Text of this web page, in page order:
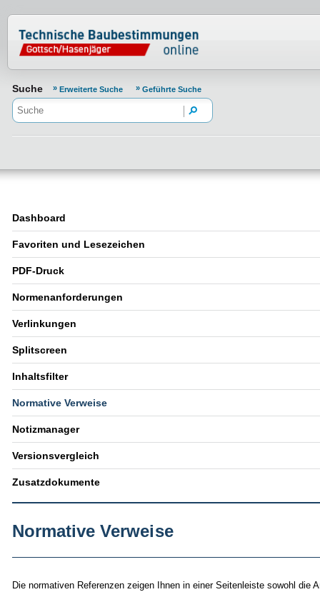
Normenportal Barrierefreiheit
Suche Erweiterte Suche Geführte Suche
Dashboard
Favoriten und Lesezeichen
PDF-Druck
Normenanforderungen
Verlinkungen
Splitscreen
Inhaltsfilter
Normative Verweise
Notizmanager
Versionsvergleich
Zusatzdokumente
Normative Verweise
Die normativen Referenzen zeigen Ihnen in einer Seitenleiste sowohl